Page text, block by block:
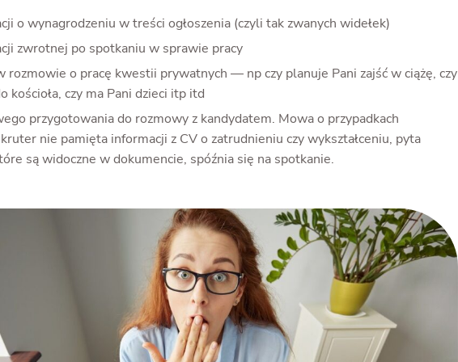
o wynagrodzeniu w treści ogłoszenia (czyli tak zwanych widełek)
zwrotnej po spotkaniu w sprawie pracy
rozmowie o pracę kwestii prywatnych — np czy planuje Pani zajść w ciążę, czy
kościoła, czy ma Pani dzieci itp itd
przygotowania do rozmowy z kandydatem. Mowa o przypadkach
nie pamięta informacji z CV o zatrudnieniu czy wykształceniu, pyta
są widoczne w dokumencie, spóźnia się na spotkanie.